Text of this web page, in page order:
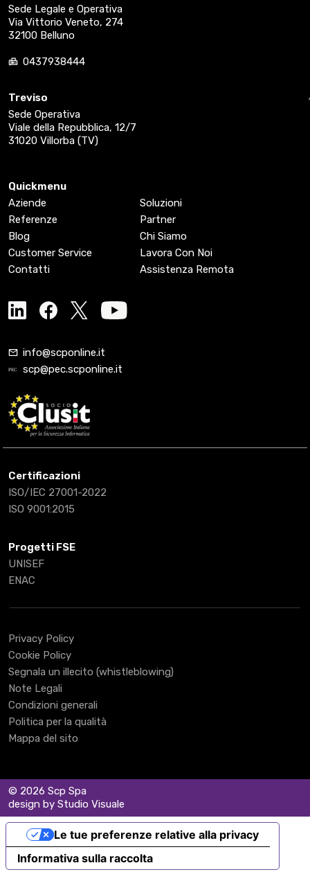
Sede Legale e Operativa
Via Vittorio Veneto, 274
32100 Belluno
0437938444
Treviso
Sede Operativa
Viale della Repubblica, 12/7
31020 Villorba (TV)
Quickmenu
Aziende
Soluzioni
Referenze
Partner
Blog
Chi Siamo
Customer Service
Lavora Con Noi
Contatti
Assistenza Remota
info@scponline.it
scp@pec.scponline.it
Certificazioni
ISO/IEC 27001-2022
ISO 9001:2015
Progetti FSE
UNISEF
ENAC
Privacy Policy
Cookie Policy
Segnala un illecito (whistleblowing)
Note Legali
Condizioni generali
Politica per la qualità
Mappa del sito
© 2026 Scp Spa
design by Studio Visuale
Informativa sulla raccolta
Le tue preferenze relative alla privacy